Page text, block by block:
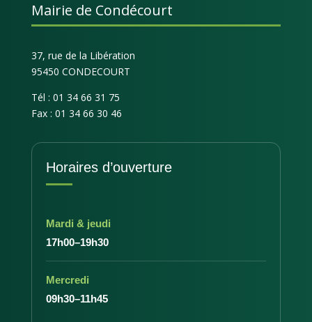
Mairie de Condécourt
37, rue de la Libération
95450 CONDECOURT
Tél : 01 34 66 31 75
Fax : 01 34 66 30 46
Horaires d’ouverture
Mardi & jeudi
17h00–19h30
Mercredi
09h30–11h45